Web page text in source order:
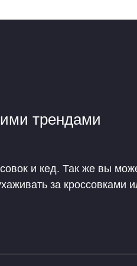
трендами
и кед. Так же вы
за кроссовками